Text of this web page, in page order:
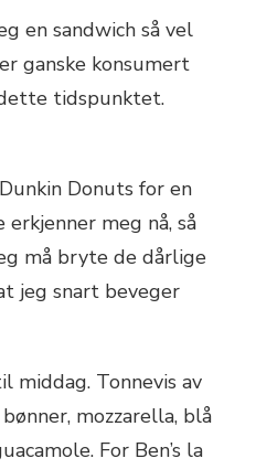
en sandwich så vel
ganske konsumert
tidspunktet.
Donuts for en
meg nå, så
må bryte de dårlige
jeg snart beveger
middag. Tonnevis av
mozzarella, blå
For Ben’s la